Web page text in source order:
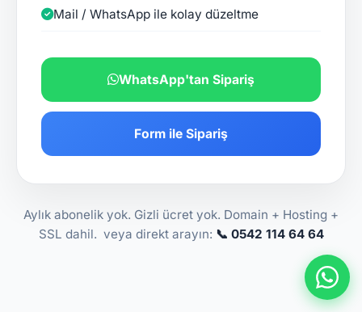
Mail / WhatsApp ile kolay düzeltme
WhatsApp'tan Sipariş
Form ile Sipariş
Aylık abonelik yok. Gizli ücret yok. Domain + Hosting +
SSL dahil. veya direkt arayın: 📞 0542 114 64 64